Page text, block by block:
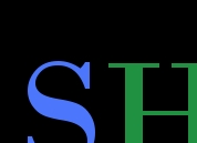
Neidio